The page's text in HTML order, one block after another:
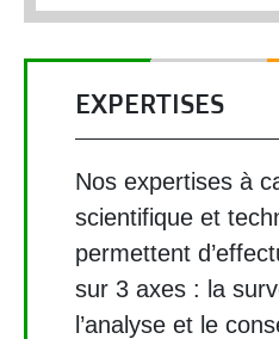
EXPERTISES
Nos expertises à
scientifique et
permettent
sur 3 axes : la
l’analyse et le